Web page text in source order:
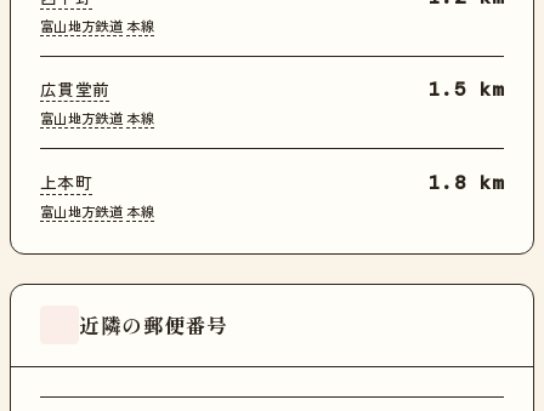
富山地方鉄道 本線
広貫堂前
富山地方鉄道 本線
1.5 km
上本町
富山地方鉄道 本線
1.8 km
近隣の郵便番号